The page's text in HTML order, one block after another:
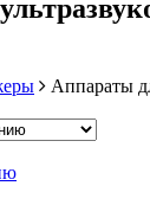
Аппараты